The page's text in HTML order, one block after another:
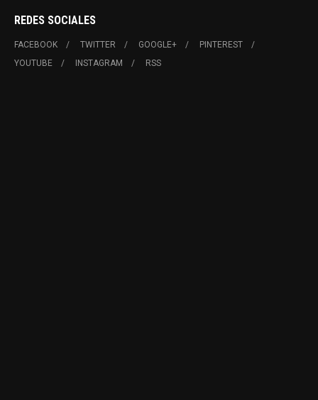
REDES SOCIALES
FACEBOOK TWITTER GOOGLE+
PINTEREST
YOUTUBE
INSTAGRAM RSS